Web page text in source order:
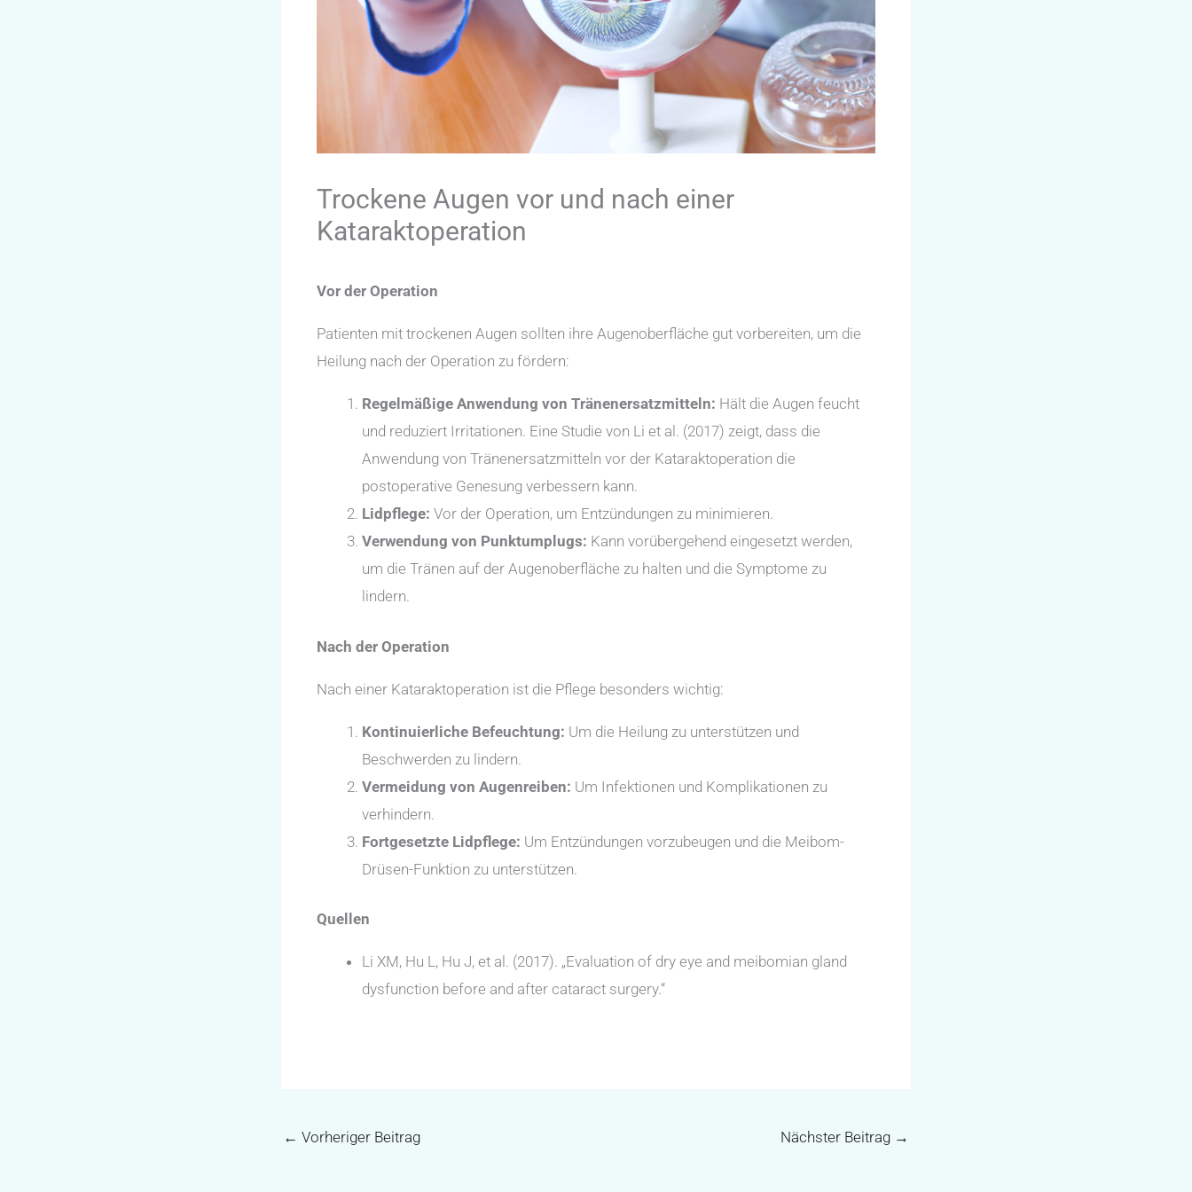
Trockene Augen vor und nach einer
Kataraktoperation
Vor der Operation
Patienten mit trockenen Augen sollten ihre Augenoberfläche gut vorbereiten, um die
Heilung nach der Operation zu fördern:
Regelmäßige Anwendung von Tränenersatzmitteln: Hält die Augen feucht
und reduziert Irritationen. Eine Studie von Li et al. (2017) zeigt, dass die
Anwendung von Tränenersatzmitteln vor der Kataraktoperation die
postoperative Genesung verbessern kann.
Lidpflege: Vor der Operation, um Entzündungen zu minimieren.
Verwendung von Punktumplugs: Kann vorübergehend eingesetzt werden,
um die Tränen auf der Augenoberfläche zu halten und die Symptome zu
lindern.
Nach der Operation
Nach einer Kataraktoperation ist die Pflege besonders wichtig:
Kontinuierliche Befeuchtung: Um die Heilung zu unterstützen und
Beschwerden zu lindern.
Vermeidung von Augenreiben: Um Infektionen und Komplikationen zu
verhindern.
Fortgesetzte Lidpflege: Um Entzündungen vorzubeugen und die Meibom-
Drüsen-Funktion zu unterstützen.
Quellen
Li XM, Hu L, Hu J, et al. (2017). „Evaluation of dry eye and meibomian gland
dysfunction before and after cataract surgery.“
← Vorheriger Beitrag Nächster Beitrag →